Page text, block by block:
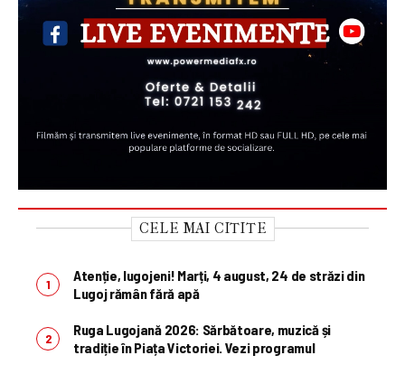
CELE MAI CITITE
Atenție, lugojeni! Marți, 4 august, 24 de străzi din
Lugoj rămân fără apă
Ruga Lugojană 2026: Sărbătoare, muzică și
tradiție în Piața Victoriei. Vezi programul